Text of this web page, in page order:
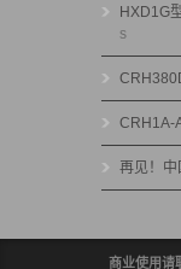
HXD1G
s
CRH1A-
再见！中
商业使用请